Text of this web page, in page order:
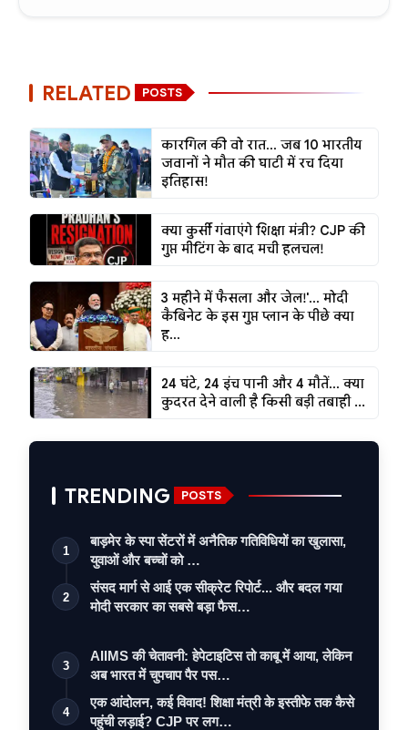
RELATED POSTS
कारगिल की वो रात... जब 10 भारतीय
जवानों ने मौत की घाटी में रच दिया
इतिहास!
क्या कुर्सी गंवाएंगे शिक्षा मंत्री? CJP की
गुप्त मीटिंग के बाद मची हलचल!
3 महीने में फैसला और जेल!'... मोदी
कैबिनेट के इस गुप्त प्लान के पीछे क्या
ह...
24 घंटे, 24 इंच पानी और 4 मौतें... क्या
कुदरत देने वाली है किसी बड़ी तबाही ...
TRENDING POSTS
1
बाड़मेर के स्पा सेंटरों में अनैतिक गतिविधियों का खुलासा,
युवाओं और बच्चों को …
2
संसद मार्ग से आई एक सीक्रेट रिपोर्ट... और बदल गया
मोदी सरकार का सबसे बड़ा फैस…
3
AIIMS की चेतावनी: हेपेटाइटिस तो काबू में आया, लेकिन
अब भारत में चुपचाप पैर पस…
4
एक आंदोलन, कई विवाद! शिक्षा मंत्री के इस्तीफे तक कैसे
पहुंची लड़ाई? CJP पर लग…